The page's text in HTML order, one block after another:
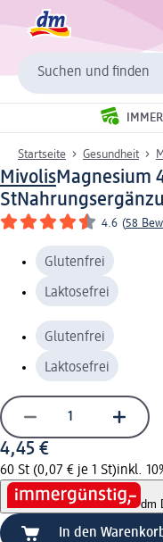
Suchen und finden
Startseite Gesundheit
MivolisMagnesium
St
4.6 (58
Glutenfrei
Laktosefrei
Glutenfrei
Laktosefrei
4,45 €
60 St (0,07 € je 1 St)inkl.
dm
In den